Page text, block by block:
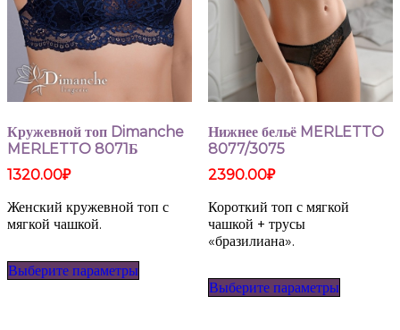
Кружевной топ Dimanche
MERLETTO 8071Б
1320.00₽
Женский кружевной топ с
мягкой чашкой.
Выберите параметры
Нижнее бельё MERLETTO
8077/3075
2390.00₽
Короткий топ с мягкой
чашкой + трусы
«бразилиана».
Выберите параметры